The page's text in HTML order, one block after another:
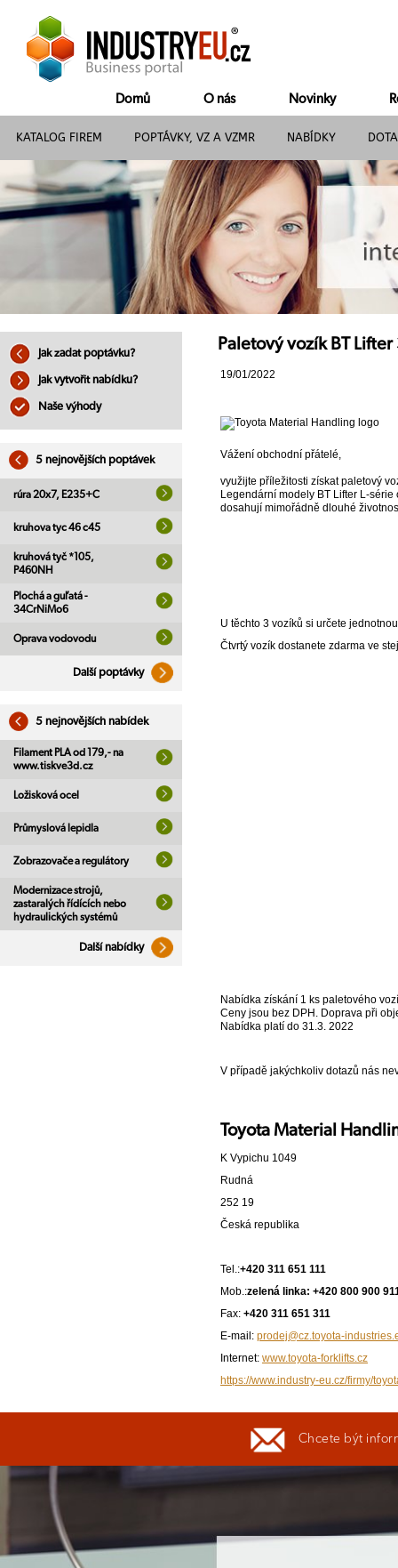
Domů O nás Novinky
KATALOG FIREM POPTÁVKY, VZ A VZMR NABÍDKY
Jak zadat poptávku?
Jak vytvořit nabídku?
Naše výhody
5 nejnovějších poptávek
rúra 20x7, E235+C
kruhova tyc 46 c45
kruhová tyč *105,
P460NH
Plochá a guľatá -
34CrNiMo6
Oprava vodovodu
Další poptávky
5 nejnovějších nabídek
Filament PLA od 179,- na
www.tiskve3d.cz
Ložisková ocel
Průmyslová lepidla
Zobrazovače a regulátory
Modernizace strojů,
zastaralých řídících nebo
hydraulických systémů
Další nabídky
Paletový vozík BT
19/01/2022
Vážení obchodní přátelé,
využijte příležitosti získat paletový
Legendární modely BT Lifter L-
dosahují mimořádně dlouhé
U těchto 3 vozíků si určete
Čtvrtý vozík dostanete zdarma ve
Nabídka získání 1 ks paletového
Ceny jsou bez DPH. Doprava při
Nabídka platí do 31.3. 2022
V případě jakýchkoliv dotazů nás
Toyota Material
K Vypichu 1049
Rudná
252 19
Česká republika
Tel.:+420 311 651 111
Mob.:zelená linka: +420 800 900
Fax: +420 311 651 311
E-mail: prodej@cz.toyota-
Internet: www.toyota-forklifts.cz
https://www.industry-eu.cz/firmy/
Chcete být